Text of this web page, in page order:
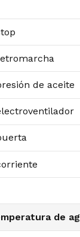
de aceite
de